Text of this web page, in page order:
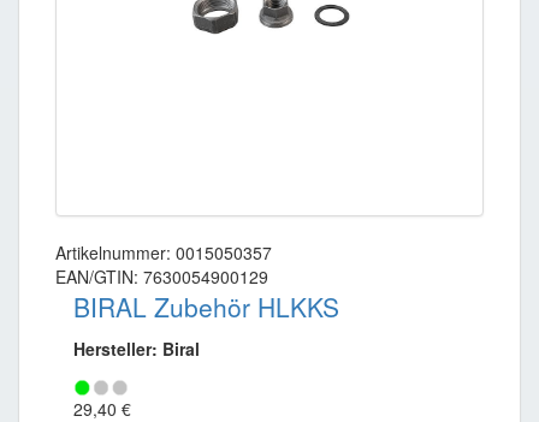
Artikelnummer: 0015050357
EAN/GTIN: 7630054900129
BIRAL Zubehör HLKKS
Hersteller: Biral
29,40 €